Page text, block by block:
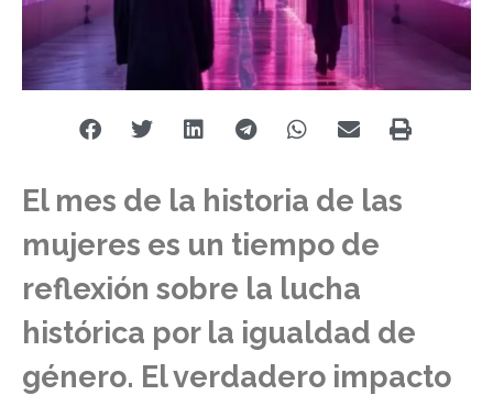
El mes de la historia de las
mujeres es un tiempo de
reflexión sobre la lucha
histórica por la igualdad de
género. El verdadero impacto